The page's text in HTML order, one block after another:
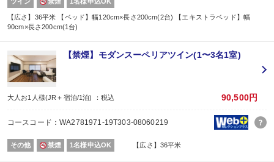
※通常「おとな1名＋こども1名」で2名1室ご利用の場合、お子様はおとなと同
■夕食
場所:
レストラン
スペチャーレコース
■朝食
場所:
レストラン
【広さ】36平米 【ベッド】幅120cm×長さ200cm(2台) 【エキストラベッド】幅
90cm×長さ200cm(1台)
【禁煙】モダンスーペリアツイン(1〜3名1室)
大人お1人様(JR＋宿泊/1泊) ：税込 90,500円
コースコード：WA2781971-19T303-08060219
その他 禁煙 1名様申込OK 【広さ】36平米